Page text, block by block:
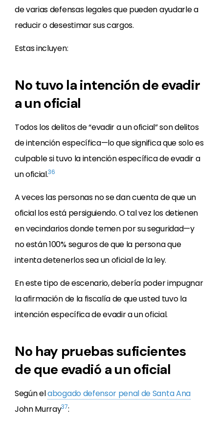
de varias defensas legales que pueden ayudarle a
reducir o desestimar sus cargos.
Estas incluyen:
No tuvo la intención de evadir
a un oficial
Todos los delitos de “evadir a un oficial” son delitos
de intención específica—lo que significa que solo es
culpable si tuvo la intención específica de evadir a
un oficial.36
A veces las personas no se dan cuenta de que un
oficial los está persiguiendo. O tal vez los detienen
en vecindarios donde temen por su seguridad—y
no están 100% seguros de que la persona que
intenta detenerlos sea un oficial de la ley.
En este tipo de escenario, debería poder impugnar
la afirmación de la fiscalía de que usted tuvo la
intención específica de evadir a un oficial.
No hay pruebas suficientes
de que evadió a un oficial
Según elabogado defensor penal de Santa Ana
John Murray37: